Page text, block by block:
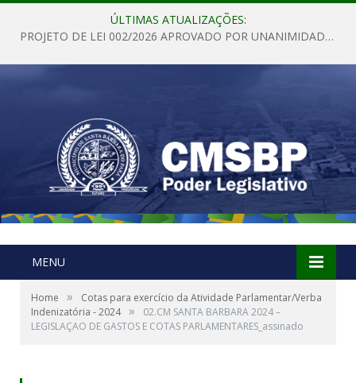
ÚLTIMAS ATUALIZAÇÕES:
PROJETO DE LEI 002/2026 APROVADO POR UNANIMIDADE EM SESSÃO ORDINÁRIA NESTA QUINTA – FEIRA 28 DE MAIO DE 2026
MENU
Home »
Cotas para exercício da Atividade Parlamentar/Verba
Indenizatória - 2024 »
02.CM SANTA BARBARA 2024 –
LEGISLAÇAO DE GASTOS E COTAS PARLAMENTARES_assinado